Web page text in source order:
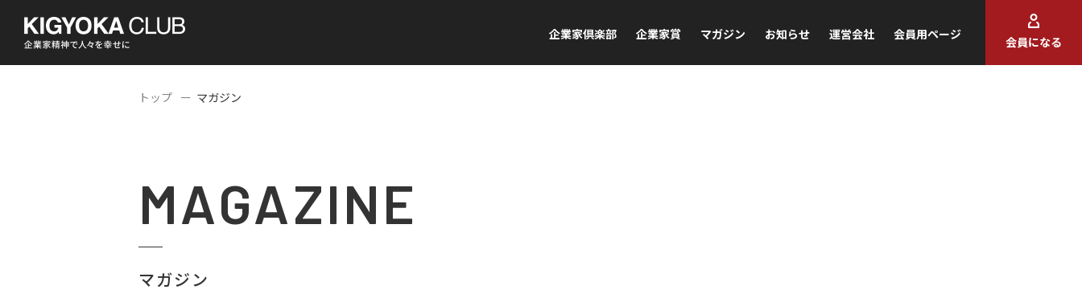
企業家倶楽部 企業家賞 マガジン お知らせ 運営会社 会員用ページ
会員になる
トップ マガジン
MAGAZINE
マガジン